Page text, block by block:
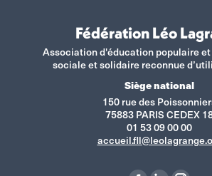
Fédération Léo
Association d'éducation populaire
sociale et solidaire reconnue
Siège national
150 rue des
75883 PARIS CEDEX
01 53 09 00 00